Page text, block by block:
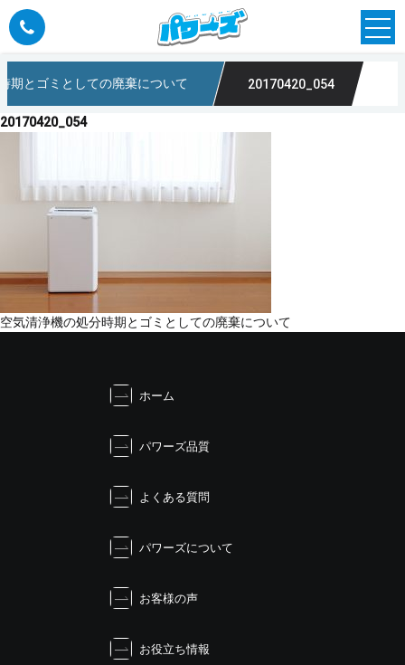
期とゴミとしての廃棄について 20170420_054
20170420_054
投
空気清浄機の処分時期とゴミとしての廃棄について
ホーム
パワーズ品質
よくある質問
パワーズについて
お客様の声
お役立ち情報